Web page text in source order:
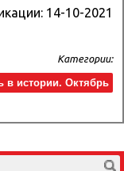
14-10-2021
Категории:
в истории. Октябрь